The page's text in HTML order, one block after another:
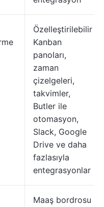
Özelleştirilebilir
Kanban
panoları,
zaman
çizelgeleri,
takvimler,
Butler ile
otomasyon,
Slack, Google
Drive ve daha
fazlasıyla
entegrasyonlar
Maaş bordrosu